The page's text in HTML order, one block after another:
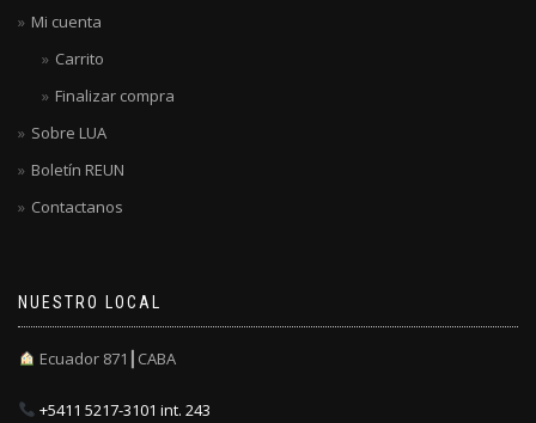
Mi cuenta
Carrito
Finalizar compra
Sobre LUA
Boletín REUN
Contactanos
NUESTRO LOCAL
Ecuador 871┃CABA
+5411 5217-3101 int. 243